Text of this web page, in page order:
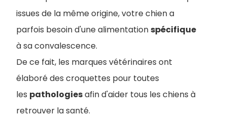
issues de la même origine, votre chien a
parfois besoin d'une alimentationspécifique
à sa convalescence.
De ce fait, les marques vétérinaires ont
élaboré des croquettes pour toutes
les pathologiesafin d'aider tous les chiens à
retrouver la santé.